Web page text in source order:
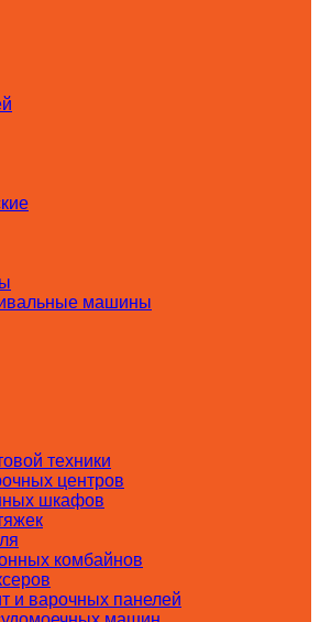
машины
техники
центров
шкафов
комбайнов
и варочных панелей